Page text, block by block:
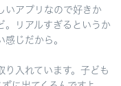
いアプリなので好きか
。リアルすぎるというか
じだから。
り入れています。子ども